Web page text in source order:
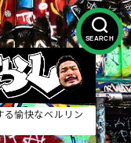
SEARCH
愉快なベルリン